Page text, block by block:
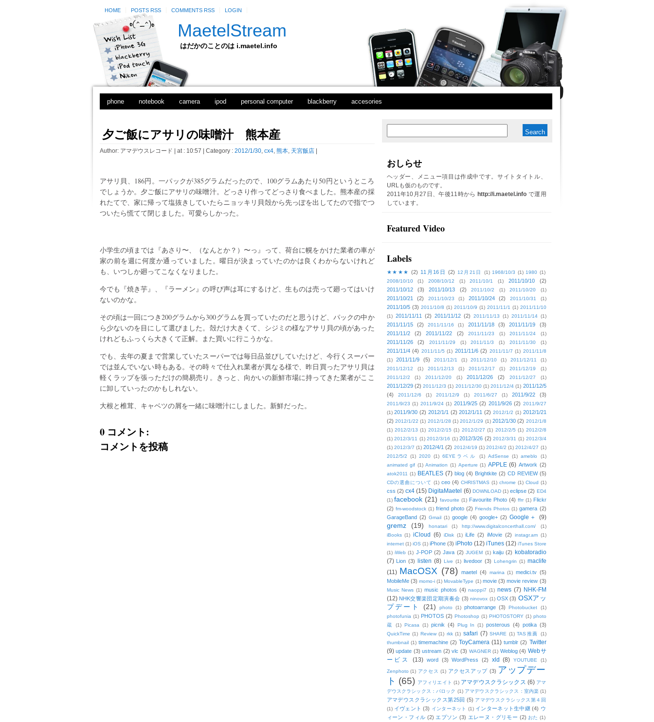
HOME POSTS RSS COMMENTS RSS LOGIN
MaetelStream
はだかのことのは i.maetel.info
phone notebook camera ipod personal computer blackberry accesories
夕ご飯にアサリの味噌汁 熊本産
Author: アマデウスレコード | at : 10:57 | Category : 2012/1/30, cx4, 熊本, 天宮飯店
アサリ貝、186円。一パックが385グラムだったので、100グラムあたり50円というところ
でしょうか。夕ご飯にアサリの味噌汁。どっさり作ってどっさり食べました。熊本産の採
れたてで、家に帰って塩抜きしていたらニョッキリ貝殻から先っぽを出してたので指でつ
ついたら慌てて閉じました。可愛らしかった。
小学生の頃までは『あさり〜、（なんとか？）〜っ』って、荷台に幌をかけた業者の車が
家の前を週に何度か通っていました。曜日が決まっていたのかは良くわからないけれど
も、いつしか廻ってこなくなりました。
今でも『焼き芋』、『ラーメン』の呼び声は耳にするけど、生ものは売って廻ってはいけ
ないのかな。
その頃は一回につき200グラムから300グラムを買っていたのだと思うけど、パックの中か
ら少ないのを目にして選びました。殻だけ大きくて、シジミの様なアサリ貝の頃があった
けれどもふっくら大きくて正解。また買いに行こうかな。
でも、去年の夏まで営業していたスーパーでは毎日品並びしていたけど、今行くスーパー
では並んでいない時もある。その時々で仕入れ業者が異なる様で、昨日買ったアサリ貝は
軽くラップを張っただけの簡易売り。きっと、向かいの新鮮市場に持ってきた業者がここ
に卸していったのかもしれない。
大根と椎茸、キャベツの屑を一緒に味噌汁にしました。新鮮だった。
0 コメント:
コメントを投稿
投
稿
おしらせ
ヘッダー、メニュー項目は作成中です。サイトタイトル、
URLも仮のものです。
2011年10月27日、午後11時から http://i.maetel.info で運用
しています。
Featured Video
Labels
★★★★ (2) 11月16日 (2) 12月21日 (1) 1968/10/3 (1) 1980 (1)
2008/10/10
(1) 2008/10/12 (1) 2011/10/1 (1) 2011/10/10
(2)
2011/10/12
(3) 2011/10/13 (2) 2011/10/2 (1) 2011/10/20 (1)
2011/10/21 (2) 2011/10/23 (1) 2011/10/24 (2) 2011/10/31 (1)
2011/10/5 (3) 2011/10/8 (1) 2011/10/9 (1) 2011/11/1 (1) 2011/11/10
(1) 2011/11/11 (2) 2011/11/12 (2) 2011/11/13 (1) 2011/11/14 (1)
2011/11/15 (2) 2011/11/16 (1) 2011/11/18 (3) 2011/11/19
(3)
2011/11/2
(2) 2011/11/22 (2) 2011/11/23 (1) 2011/11/24 (1)
2011/11/26 (2) 2011/11/29 (1) 2011/11/3 (1) 2011/11/30 (1)
2011/11/4 (4) 2011/11/5 (1) 2011/11/6 (2) 2011/11/7 (1) 2011/11/8
(1)
2011/11/9 (5) 2011/12/1 (1) 2011/12/10 (1) 2011/12/11
(1)
2011/12/12
(1) 2011/12/13 (1) 2011/12/17 (1) 2011/12/19
(1)
2011/12/2
(1) 2011/12/20 (1) 2011/12/26 (2) 2011/12/27 (1)
2011/12/29 (2) 2011/12/3 (1) 2011/12/30 (1) 2011/12/4 (1) 2011/12/5
(4)
2011/12/6 (1) 2011/12/9 (1) 2011/6/27 (1) 2011/9/22 (3)
2011/9/23 (1) 2011/9/24 (1) 2011/9/25 (2) 2011/9/26 (2) 2011/9/27
(1) 2011/9/30 (2) 2012/1/1 (2) 2012/1/11 (2) 2012/1/2 (1) 2012/1/21
(2) 2012/1/22 (1) 2012/1/28 (1) 2012/1/29 (1) 2012/1/30 (2) 2012/1/8
(1) 2012/2/13 (1) 2012/2/15 (1) 2012/2/27 (1) 2012/2/5 (1) 2012/2/8
(1) 2012/3/11 (1) 2012/3/16 (1) 2012/3/26 (2) 2012/3/31 (1) 2012/3/4
(1) 2012/3/7 (1) 2012/4/1 (2) 2012/4/19 (1) 2012/4/2 (1) 2012/4/27 (1)
2012/5/2
(1) 2020 (1) 6EYEラベル (1) AdSense (1) ameblo
(1)
animated gif (1) Animation (1) Aperture (1) APPLE (6) Artwork (2)
atok2011 (1) BEATLES (7) blog (4) Brightkite (2) CD REVIEW (5)
CDの選曲について (1) ceo (4) CHRISTMAS (1) chrome (1) Cloud (1)
css (2) cx4 (15) DigitaMaetel (6) DOWNLOAD (1) eclipse (2) ED4
(1) facebook (21) favourite (1) Favourite Photo (4) ffrr (1) Flickr
(2) fm-woodstock (1) friend photo (2) Friends Photos (1) gamera (2)
GarageBand (2) Gmail (1) google (4) google+ (2) Google＋ (9)
gremz (19) honatari (1) http://www.digitalconcerthall.com/
(1)
iBooks (1) iCloud (6) iDisk (1) iLife (2) iMovie (2) instagr.am (1)
internet (1) iOS (1) iPhone (3) iPhoto (12) iTunes (12) iTunes Store
(1) iWeb (1) J-POP (2) Java (2) JUGEM (1) kaiju (2)
kobatoradio
(7) Lion (3) listen (8) Live (1) livedoor (3) Lohengrin (1) maclife
(11) MacOSX (78) maetel (4) marina (1) medici.tv (5)
MobileMe (3) momo-i (1) MovableType (1) movie (3) movie review (3)
Music News (1) music photos (4) naoppi7 (1) news (7) NHK-FM
(12) NHK交響楽団定期演奏会 (3) ninovox (1) OSX (3) OSXアッ
プデート
(21) photo (1) photoarrange (3) Photobucket
(1)
photofunia (1) PHOTOS (2) Photoshop (1) PHOTOSTORY (1) photo
蔵
(1) Picasa (1) picnik (4) Plug In (1) posterous (4) potika (3)
QuickTime (1) Review (1) rkk (1) safari (7) SHARE (1) TAS推薦
(1)
thumbnail (1) timemachine (2) ToyCamera (11) tumblr (2) Twitter
(9) update (3) ustream (2) vlc (3) WAGNER (1) Weblog (4) Webサ
ービス
(13) word (3) WordPress (2) xld (8) YOUTUBE (1)
Zenphoto (1) アクセス (1) アクセスアップ (3) アップデー
ト (65) アフィリエイト (1) アマデウスクラシックス (6) アマ
デウスクラシックス：バロック (1) アマデウスクラシックス：室内楽 (1)
アマデウスクラシックス第25回 (5) アマデウスクラシックス第４回
(1) イヴェント (3) インターネット (1) インターネット生中継 (4) ウ
ィーン・フィル (2) エプソン (3) エレーヌ・グリモー (2) おた (1)